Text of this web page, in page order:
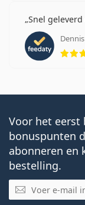
Snel
Voor het eerst
bonuspunten
abonneren en
bestelling.
E-mail